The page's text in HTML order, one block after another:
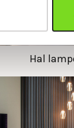
Hal